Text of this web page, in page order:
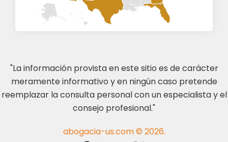
"La información provista en este sitio es de carácter
meramente informativo y en ningún caso pretende
reemplazar la consulta personal con un especialista y el
consejo profesional."
abogacia-us.com © 2026.